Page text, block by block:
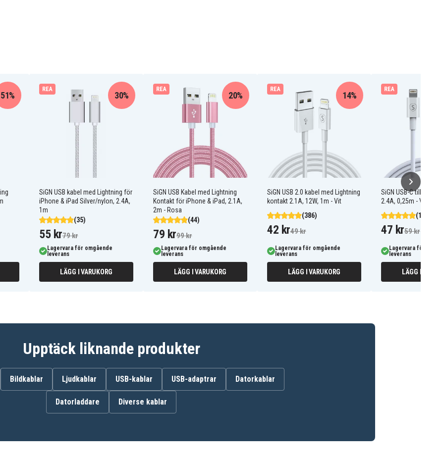
6 Plus, 6s, 6s Plus iPhone
iPhone 11, 11 Pro, 11
12 Pro, 12 Pro Max iPhone
iPhone 14, 14 Plus, 14
51%
REA
SiGN USB kabel med Lightning för
iPhone & iPad Silver/nylon, 2.4A,
1m
(35)
30%
55 kr79 kr
Lagervara för omgående
leverans
LÄGG I VARUKORG
REA
SiGN USB Kabel med Lightning
Kontakt för iPhone & iPad, 2.1A,
2m - Rosa
(44)
20%
79 kr99 kr
Lagervara för omgående
leverans
LÄGG I VARUKORG
REA
SiGN USB 2.0 kabel med Lightning
kontakt 2.1A, 12W, 1m - Vit
(386)
14%
42 kr49 kr
Lagervara för omgående
leverans
LÄGG I VARUKORG
REA
SiGN USB-C till
2.4A, 0,25m - Vit
(17)
47 kr59 kr
Lagervara för
leverans
LÄGG I
Upptäck liknande produkter
Bildkablar Ljudkablar USB-kablar USB-adaptrar Datorkablar
Datorladdare Diverse kablar